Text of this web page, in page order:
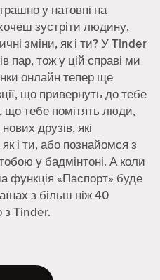
у натовпі на
зустріти людину,
зміни, як і ти? У Tinder
пар, тож у цій справі ми
онлайн тепер ще
що привернуть до тебе
що тебе помітять люди,
друзів, які
і ти, або познайомся з
у бадмінтоні. А коли
функція «Паспорт» буде
з більш ніж 40
Tinder.